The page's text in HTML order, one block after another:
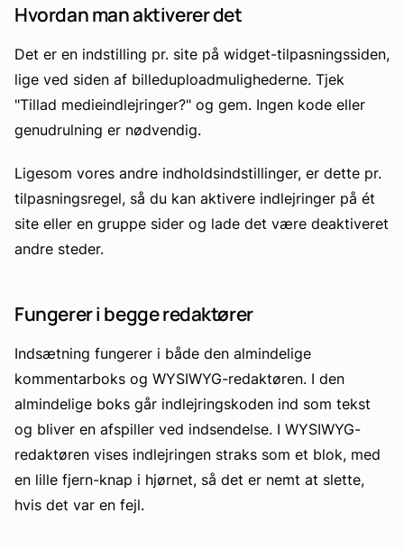
Hvordan man aktiverer det
Det er en indstilling pr. site på widget-tilpasningssiden,
lige ved siden af billeduploadmulighederne. Tjek
"Tillad medieindlejringer?" og gem. Ingen kode eller
genudrulning er nødvendig.
Ligesom vores andre indholdsindstillinger, er dette pr.
tilpasningsregel, så du kan aktivere indlejringer på ét
site eller en gruppe sider og lade det være deaktiveret
andre steder.
Fungerer i begge redaktører
Indsætning fungerer i både den almindelige
kommentarboks og WYSIWYG-redaktøren. I den
almindelige boks går indlejringskoden ind som tekst
og bliver en afspiller ved indsendelse. I WYSIWYG-
redaktøren vises indlejringen straks som et blok, med
en lille fjern-knap i hjørnet, så det er nemt at slette,
hvis det var en fejl.